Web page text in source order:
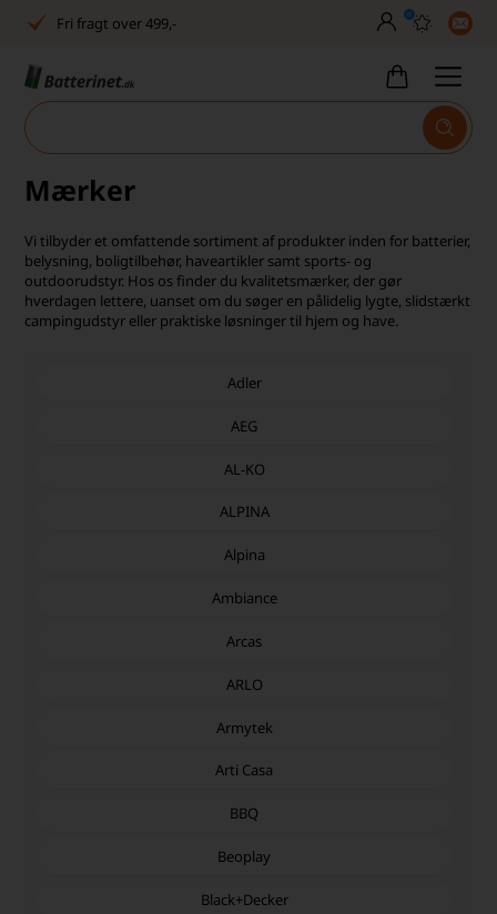
Fri fragt over 499,-
Dag-til-dag levering
Fri fragt over 499,-
0
Mærker
Vi tilbyder et omfattende sortiment af produkter inden for batterier,
belysning, boligtilbehør, haveartikler samt sports- og
outdoorudstyr. Hos os finder du kvalitetsmærker, der gør
hverdagen lettere, uanset om du søger en pålidelig lygte, slidstærkt
campingudstyr eller praktiske løsninger til hjem og have.
Adler
AEG
AL-KO
ALPINA
Alpina
Ambiance
Arcas
ARLO
Armytek
Arti Casa
BBQ
Beoplay
Black+Decker